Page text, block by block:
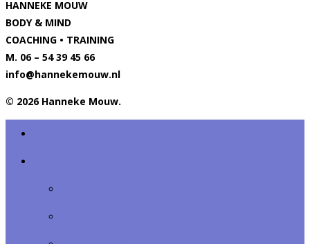
HANNEKE MOUW
BODY & MIND
COACHING • TRAINING
M. 06 – 54 39 45 66
info@hannekemouw.nl
© 2026 Hanneke Mouw.